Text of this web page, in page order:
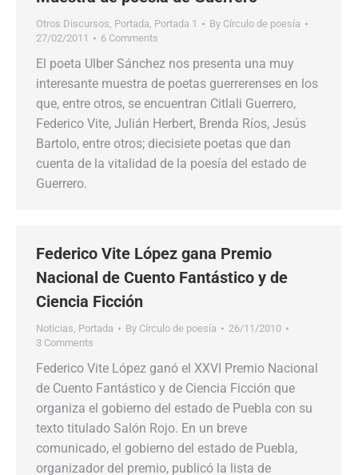
Otros Discursos, Portada, Portada 1 By Círculo de poesía
27/02/2011
6 Comments
El poeta Ulber Sánchez nos presenta una muy
interesante muestra de poetas guerrerenses en los
que, entre otros, se encuentran Citlali Guerrero,
Federico Vite, Julián Herbert, Brenda Ríos, Jesús
Bartolo, entre otros; diecisiete poetas que dan
cuenta de la vitalidad de la poesía del estado de
Guerrero.
Federico Vite López gana Premio
Nacional de Cuento Fantástico y de
Ciencia Ficción
Noticias, Portada By Círculo de poesía
26/11/2010
3 Comments
Federico Vite López ganó el XXVI Premio Nacional
de Cuento Fantástico y de Ciencia Ficción que
organiza el gobierno del estado de Puebla con su
texto titulado Salón Rojo. En un breve
comunicado, el gobierno del estado de Puebla,
organizador del premio, publicó la lista de